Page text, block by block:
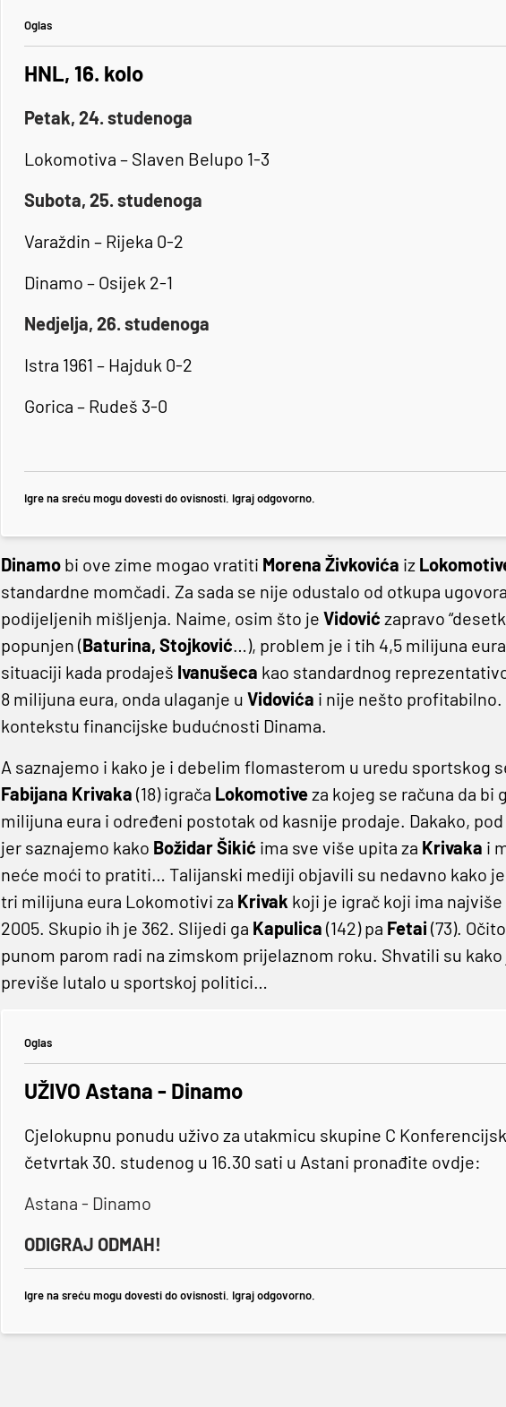
Oglas
HNL, 16. kolo
Petak, 24. studenoga
Lokomotiva – Slaven Belupo 1-3
Subota, 25. studenoga
Varaždin – Rijeka 0-2
Dinamo – Osijek 2-1
Nedjelja, 26. studenoga
Istra 1961 – Hajduk 0-2
Gorica – Rudeš 3-0
Igre na sreću mogu dovesti do ovisnosti. Igraj odgovorno.
Dinamobi ove zime mogao vratiti Morena Živkovića iz
standardne momčadi. Za sada se nije odustalo od otkupa ugovora
podijeljenih mišljenja. Naime, osim što je Vidović zapravo
popunjen (Baturina, Stojković…), problem je i tih 4,5 milijuna
situaciji kada prodaješ Ivanušeca kao standardnog
8 milijuna eura, onda ulaganje u Vidovića i nije nešto profitabilno.
kontekstu financijske budućnosti Dinama.
A saznajemo i kako je i debelim flomasterom u uredu sportskog
Fabijana Krivaka (18) igrača Lokomotiveza kojeg se računa da bi
milijuna eura i određeni postotak od kasnije prodaje. Dakako,
jer saznajemo kako BožidarŠikić ima sve više upita za Krivaka i
neće moći to pratiti… Talijanski mediji objavili su nedavno kako je
tri milijuna eura Lokomotivi za Krivak koji je igrač koji ima
2005. Skupio ih je 362. Slijedi ga Kapulica (142) pa Fetai (73).
punom parom radi na zimskom prijelaznom roku. Shvatili su
previše lutalo u sportskoj politici…
Oglas
UŽIVO Astana - Dinamo
Cjelokupnu ponudu uživo za utakmicu skupine C
četvrtak 30. studenog u 16.30 sati u Astani pronađite ovdje:
Astana - Dinamo
ODIGRAJ ODMAH!
Igre na sreću mogu dovesti do ovisnosti. Igraj odgovorno.